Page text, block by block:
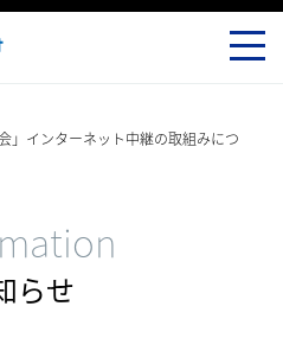
」インターネット中継の取組みにつ
らせ